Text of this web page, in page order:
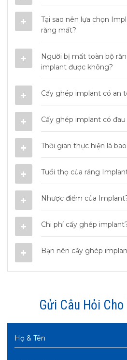
Tại sao nên lựa chọn
răng mất?
Người bị mất toàn bộ
implant được không?
Cấy ghép implant có an
Cấy ghép implant có đau
Thời gian thực hiện là
Tuổi thọ của răng
Nhược điểm của
Chi phí cấy ghép
Bạn nên cấy ghép
Gửi Câu Hỏi Cho
Họ & Tên